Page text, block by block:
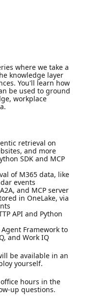
where we take a
knowledge layer
You'll learn how
be used to ground
workplace
retrieval on
and more
SDK and MCP
of M365 data, like
events
and MCP server
in OneLake, via
API and Python
Framework to
and Work IQ
be available in an
yourself.
hours in the
up questions.